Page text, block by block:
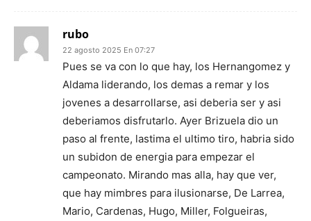
rubo
22 agosto 2025 En 07:27
Pues se va con lo que hay, los Hernangomez y
Aldama liderando, los demas a remar y los
jovenes a desarrollarse, asi deberia ser y asi
deberiamos disfrutarlo. Ayer Brizuela dio un
paso al frente, lastima el ultimo tiro, habria sido
un subidon de energia para empezar el
campeonato. Mirando mas alla, hay que ver,
que hay mimbres para ilusionarse, De Larrea,
Mario, Cardenas, Hugo, Miller, Folgueiras,